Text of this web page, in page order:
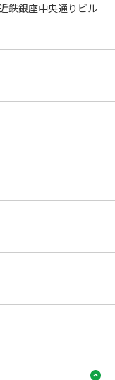
鉄銀座中央通りビル